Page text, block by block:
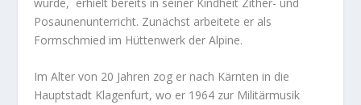
Posaunenunterricht. Zunächst arbeitete er als
Formschmied im Hüttenwerk der Alpine.
Im Alter von 20 Jahren zog er nach Kärnten in die
Hauptstadt Klagenfurt, wo er 1964 zur Militärmusik